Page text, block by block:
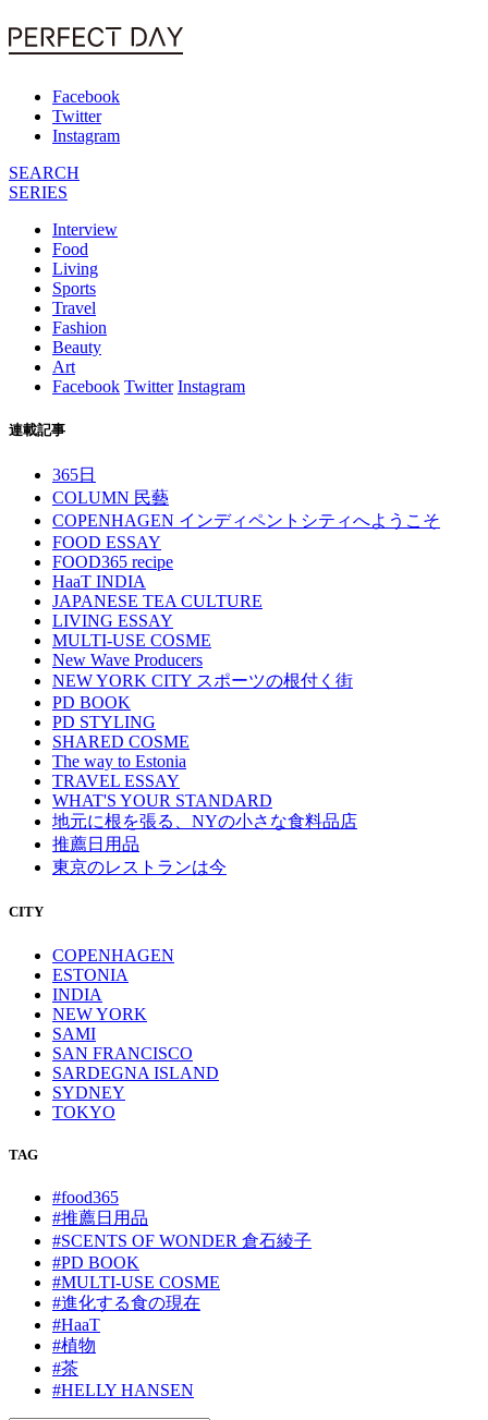
Facebook
Twitter
Instagram
SEARCH
SERIES
Interview
Food
Living
Sports
Travel
Fashion
Beauty
Art
Facebook Twitter Instagram
連載記事
365日
COLUMN 民藝
COPENHAGEN インディペントシティへようこそ
FOOD ESSAY
FOOD365 recipe
HaaT INDIA
JAPANESE TEA CULTURE
LIVING ESSAY
MULTI-USE COSME
New Wave Producers
NEW YORK CITY スポーツの根付く街
PD BOOK
PD STYLING
SHARED COSME
The way to Estonia
TRAVEL ESSAY
WHAT'S YOUR STANDARD
地元に根を張る、NYの小さな食料品店
推薦日用品
東京のレストランは今
CITY
COPENHAGEN
ESTONIA
INDIA
NEW YORK
SAMI
SAN FRANCISCO
SARDEGNA ISLAND
SYDNEY
TOKYO
TAG
#food365
#推薦日用品
#SCENTS OF WONDER 倉石綾子
#PD BOOK
#MULTI-USE COSME
#進化する食の現在
#HaaT
#植物
#茶
#HELLY HANSEN